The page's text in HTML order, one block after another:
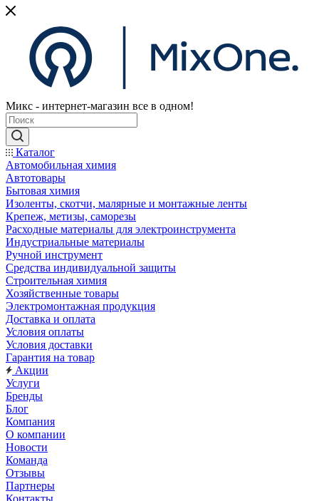
Микс - интернет-магазин все в одном!
Каталог
Автомобильная химия
Автотовары
Бытовая химия
Изоленты, скотчи, малярные и монтажные ленты
Крепеж, метизы, саморезы
Расходные материалы для электроинструмента
Индустриальные материалы
Ручной инструмент
Средства индивидуальной защиты
Строительная химия
Хозяйственные товары
Электромонтажная продукция
Доставка и оплата
Условия оплаты
Условия доставки
Гарантия на товар
Акции
Услуги
Бренды
Блог
Компания
О компании
Новости
Команда
Отзывы
Партнеры
Контакты